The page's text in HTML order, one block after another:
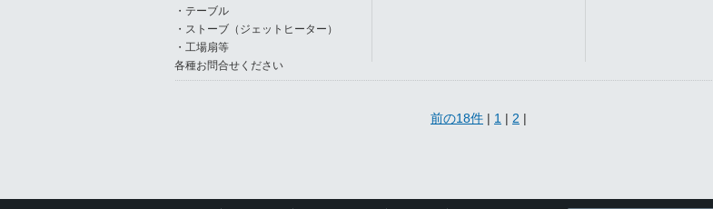
・テーブル
・ストーブ（ジェットヒーター）
・工場扇等
各種お問合せください
前の18件 | 1 | 2 |